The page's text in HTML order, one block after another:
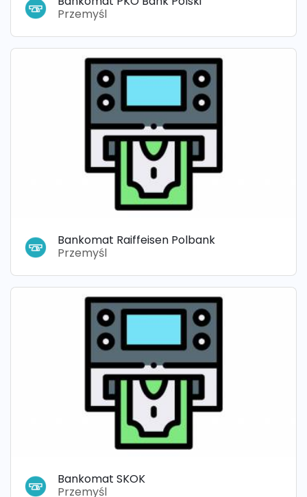
Przemyśl
Bankomat Raiffeisen Polbank
Przemyśl
Bankomat SKOK
Przemyśl